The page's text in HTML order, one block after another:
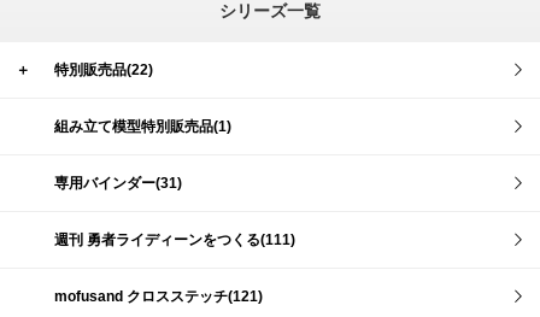
シリーズ一覧
＋ 特別販売品(22)
組み立て模型特別販売品(1)
専用バインダー(31)
週刊 勇者ライディーンをつくる(111)
mofusand クロスステッチ(121)